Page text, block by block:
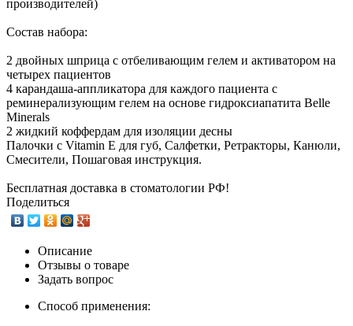
производителей)
Состав набора:
2 двойных шприца с отбеливающим гелем и активатором на
четырех пациентов
4 карандаша-аппликатора для каждого пациента с
реминерализующим гелем на основе гидроксиапатита Belle
Minerals
2 жидкий коффердам для изоляции десны
Палочки с Vitamin E для губ, Салфетки, Ретракторы, Канюли,
Смесители, Пошаговая инструкция.
Бесплатная доставка в стоматологии РФ!
Поделиться
Описание
Отзывы о товаре
Задать вопрос
Способ применения: